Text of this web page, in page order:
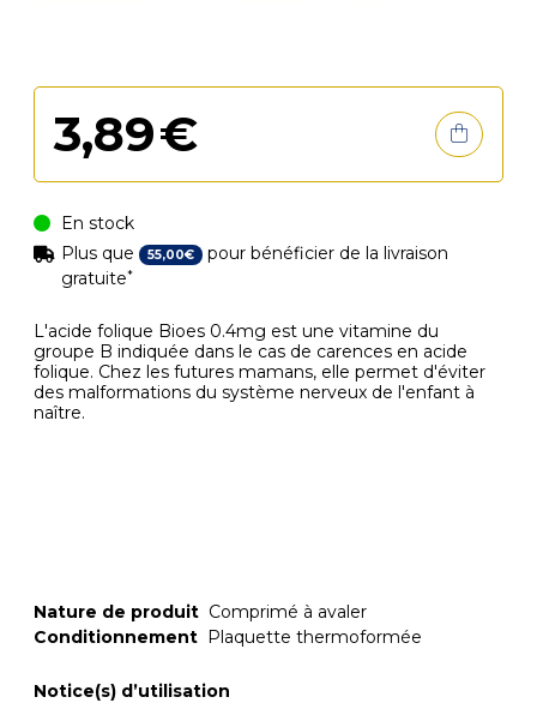
L'acide folique Bioes 0.4mg est une vitamine du
groupe B indiquée dans le cas de carences en acide
folique. Chez les futures mamans, elle permet d'éviter
des malformations du système nerveux de l'enfant à
naître.
3,89€
En stock
Plus que
55,00€ pour bénéficier de la livraison
gratuite*
Nature de produit Comprimé à avaler
Conditionnement Plaquette thermoformée
Notice(s) d’utilisation